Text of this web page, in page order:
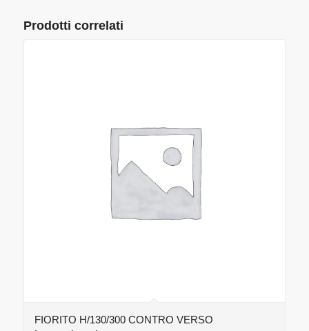
Prodotti correlati
FIORITO H/130/300 CONTRO VERSO